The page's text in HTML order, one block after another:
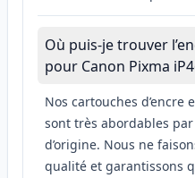
Où puis-je trouver
pour Canon Pixma
Nos cartouches d’encre
sont très abordables
d’origine. Nous ne
qualité et garantissons